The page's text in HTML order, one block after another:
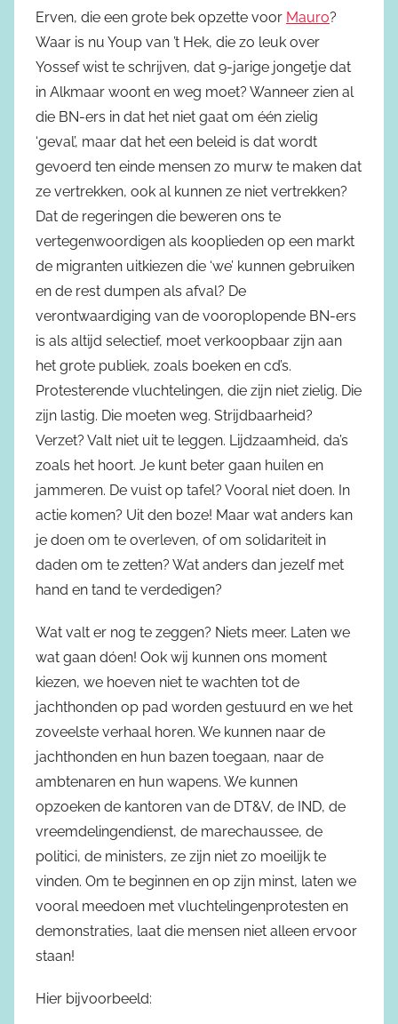
Erven, die een grote bek opzette voor Mauro?
Waar is nu Youp van ’t Hek, die zo leuk over
Yossef wist te schrijven, dat 9-jarige jongetje dat
in Alkmaar woont en weg moet? Wanneer zien al
die BN-ers in dat het niet gaat om één zielig
‘geval’, maar dat het een beleid is dat wordt
gevoerd ten einde mensen zo murw te maken dat
ze vertrekken, ook al kunnen ze niet vertrekken?
Dat de regeringen die beweren ons te
vertegenwoordigen als kooplieden op een markt
de migranten uitkiezen die ‘we’ kunnen gebruiken
en de rest dumpen als afval? De
verontwaardiging van de vooroplopende BN-ers
is als altijd selectief, moet verkoopbaar zijn aan
het grote publiek, zoals boeken en cd’s.
Protesterende vluchtelingen, die zijn niet zielig. Die
zijn lastig. Die moeten weg. Strijdbaarheid?
Verzet? Valt niet uit te leggen. Lijdzaamheid, da’s
zoals het hoort. Je kunt beter gaan huilen en
jammeren. De vuist op tafel? Vooral niet doen. In
actie komen? Uit den boze! Maar wat anders kan
je doen om te overleven, of om solidariteit in
daden om te zetten? Wat anders dan jezelf met
hand en tand te verdedigen?
Wat valt er nog te zeggen? Niets meer. Laten we
wat gaan dóen! Ook wij kunnen ons moment
kiezen, we hoeven niet te wachten tot de
jachthonden op pad worden gestuurd en we het
zoveelste verhaal horen. We kunnen naar de
jachthonden en hun bazen toegaan, naar de
ambtenaren en hun wapens. We kunnen
opzoeken de kantoren van de DT&V, de IND, de
vreemdelingendienst, de marechaussee, de
politici, de ministers, ze zijn niet zo moeilijk te
vinden. Om te beginnen en op zijn minst, laten we
vooral meedoen met vluchtelingenprotesten en
demonstraties, laat die mensen niet alleen ervoor
staan!
Hier bijvoorbeeld: